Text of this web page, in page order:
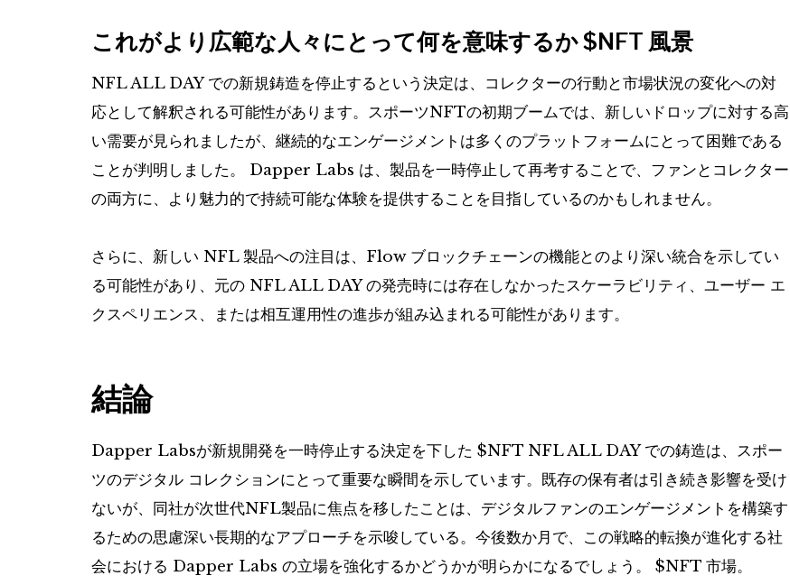
これがより広範な人々にとって何を意味するか$NFT 風景
NFL ALL DAY での新規鋳造を停止するという決定は、コレクターの行動と市場状況の変化への対
応として解釈される可能性があります。スポーツNFTの初期ブームでは、新しいドロップに対する高
い需要が見られましたが、継続的なエンゲージメントは多くのプラットフォームにとって困難である
ことが判明しました。 Dapper Labs は、製品を一時停止して再考することで、ファンとコレクター
の両方に、より魅力的で持続可能な体験を提供することを目指しているのかもしれません。
さらに、新しい NFL 製品への注目は、Flow ブロックチェーンの機能とのより深い統合を示してい
る可能性があり、元の NFL ALL DAY の発売時には存在しなかったスケーラビリティ、ユーザー エ
クスペリエンス、または相互運用性の進歩が組み込まれる可能性があります。
結論
Dapper Labsが新規開発を一時停止する決定を下した $NFT NFL ALL DAY での鋳造は、スポー
ツのデジタル コレクションにとって重要な瞬間を示しています。既存の保有者は引き続き影響を受け
ないが、同社が次世代NFL製品に焦点を移したことは、デジタルファンのエンゲージメントを構築す
るための思慮深い長期的なアプローチを示唆している。今後数か月で、この戦略的転換が進化する社
会における Dapper Labs の立場を強化するかどうかが明らかになるでしょう。 $NFT 市場。